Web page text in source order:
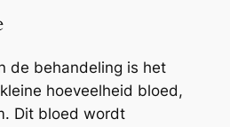
de behandeling is het
hoeveelheid bloed,
Dit bloed wordt